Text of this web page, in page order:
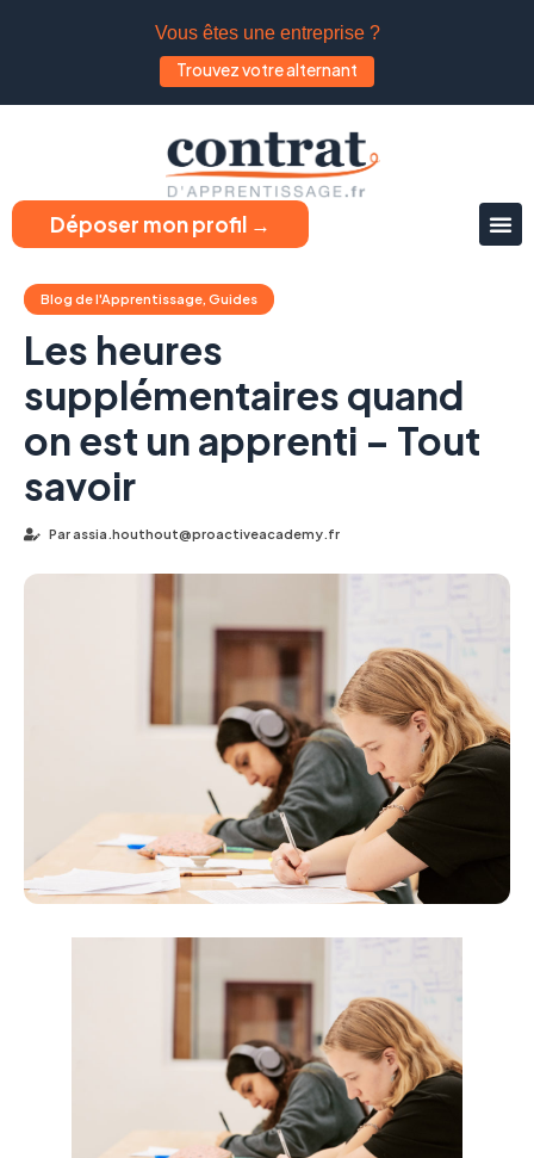
Vous êtes une entreprise ?
Trouvez votre alternant
Déposer mon profil →
Blog de l'Apprentissage, Guides
Les heures
supplémentaires quand
on est un apprenti – Tout
savoir
Parassia.houthout@proactiveacademy.fr